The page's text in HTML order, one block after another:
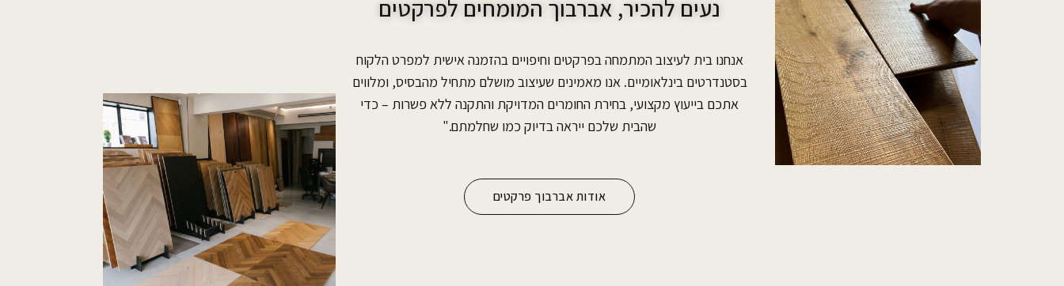
נעים להכיר, אברבוך המומחים לפרקטים
אנחנו בית לעיצוב המתמחה בפרקטים וחיפויים בהזמנה אישית למפרט הלקוח
בסטנדרטים בינלאומיים. אנו מאמינים שעיצוב מושלם מתחיל מהבסיס, ומלווים
אתכם בייעוץ מקצועי, בחירת החומרים המדויקת והתקנה ללא פשרות – כדי
שהבית שלכם ייראה בדיוק כמו שחלמתם."
אודות אברבוך פרקטים